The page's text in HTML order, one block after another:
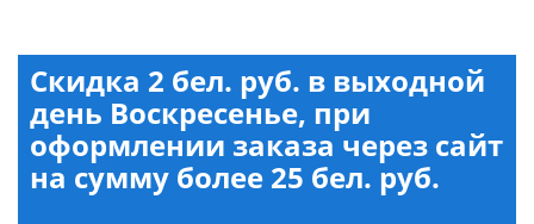
Скидка 2 бел. руб. в выходной
день Воскресенье, при
оформлении заказа через сайт
на сумму более 25 бел. руб.